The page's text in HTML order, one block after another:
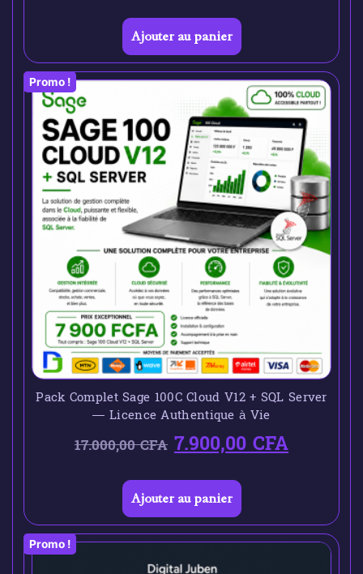
Ajouter au panier
Promo !
Pack Complet Sage 100C Cloud V12 + SQL Server
— Licence Authentique à Vie
17.000,00CFA 7.900,00CFA
Ajouter au panier
Promo !